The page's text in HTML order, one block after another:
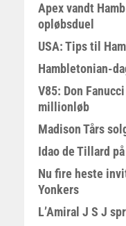
Apex vandt
opløbsduel
USA: Tips til
Hambletonian-
V85: Don
millionløb
Madison Tårs
Idao de Tillard
Nu fire heste
Yonkers
L’Amiral J S J